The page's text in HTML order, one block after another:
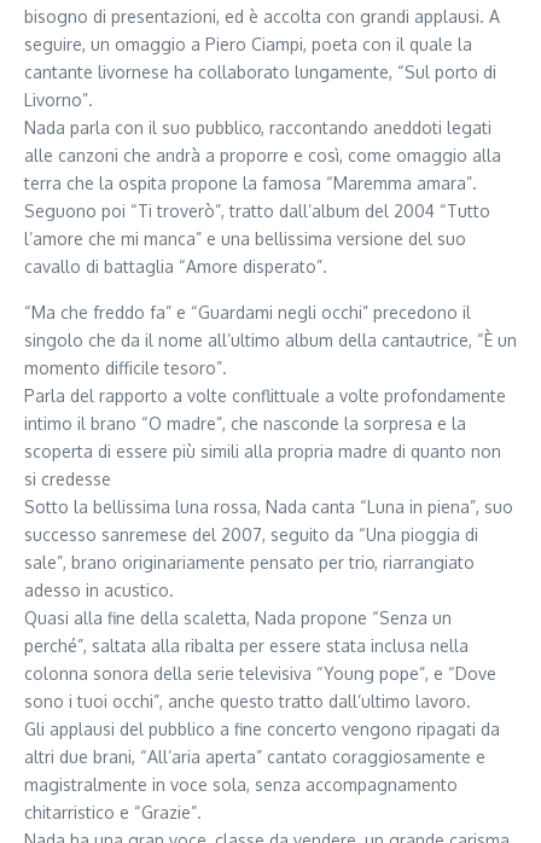
bisogno di presentazioni, ed è accolta con grandi applausi. A
seguire, un omaggio a Piero Ciampi, poeta con il quale la
cantante livornese ha collaborato lungamente, “Sul porto di
Livorno”.
Nada parla con il suo pubblico, raccontando aneddoti legati
alle canzoni che andrà a proporre e così, come omaggio alla
terra che la ospita propone la famosa “Maremma amara”.
Seguono poi “Ti troverò”, tratto dall’album del 2004 “Tutto
l’amore che mi manca” e una bellissima versione del suo
cavallo di battaglia “Amore disperato”.
“Ma che freddo fa” e “Guardami negli occhi” precedono il
singolo che da il nome all’ultimo album della cantautrice, “È un
momento difficile tesoro”.
Parla del rapporto a volte conflittuale a volte profondamente
intimo il brano “O madre”, che nasconde la sorpresa e la
scoperta di essere più simili alla propria madre di quanto non
si credesse
Sotto la bellissima luna rossa, Nada canta “Luna in piena”, suo
successo sanremese del 2007, seguito da “Una pioggia di
sale”, brano originariamente pensato per trio, riarrangiato
adesso in acustico.
Quasi alla fine della scaletta, Nada propone “Senza un
perché”, saltata alla ribalta per essere stata inclusa nella
colonna sonora della serie televisiva “Young pope”, e “Dove
sono i tuoi occhi”, anche questo tratto dall’ultimo lavoro.
Gli applausi del pubblico a fine concerto vengono ripagati da
altri due brani, “All’aria aperta” cantato coraggiosamente e
magistralmente in voce sola, senza accompagnamento
chitarristico e “Grazie”.